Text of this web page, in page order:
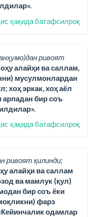
ҳақида батафсилроқ
ривоят
алайҳи ва саллам,
мусулмонлардан
хоҳ эркак, хоҳ аёл
арпадан бир соъ
ҳақида батафсилроқ
ривоят қилинди;
алайҳи ва саллам
ва мамлук (қул)
бир соъ ёки
фарз
одамлар